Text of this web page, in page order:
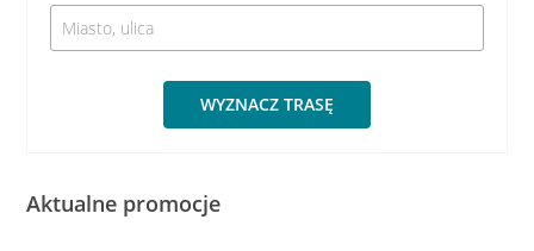
WYZNACZ TRASĘ
Aktualne promocje